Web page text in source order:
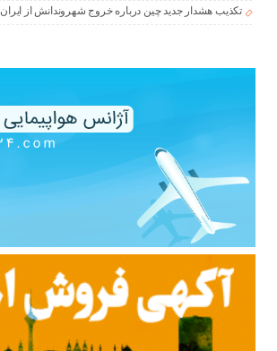
تکذیب هشدار جدید چین درباره خروج شهروندانش از ایران